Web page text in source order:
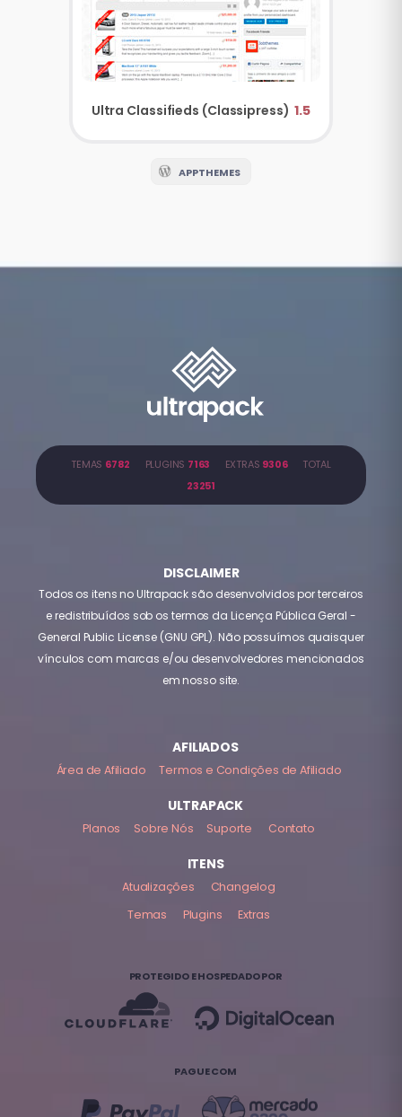
Ultra Classifieds (Classipress) 1.5
APPTHEMES
TEMAS 6782 PLUGINS 7163 EXTRAS 9306TOTAL
23251
DISCLAIMER
Todos os itens no Ultrapack são desenvolvidos por terceiros
e redistribuídos sob os termos da Licença Pública Geral -
General Public License (GNU GPL). Não possuímos quaisquer
vínculos com marcas e/ou desenvolvedores mencionados
em nosso site.
AFILIADOS
Área de Afiliado Termos e Condições de Afiliado
ULTRAPACK
Planos Sobre Nós Suporte Contato
ITENS
Atualizações
Changelog
Temas
Plugins Extras
PROTEGIDO E HOSPEDADO POR
PAGUE COM